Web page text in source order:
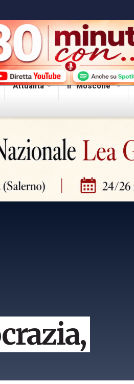
Attualità Il “Moscone”